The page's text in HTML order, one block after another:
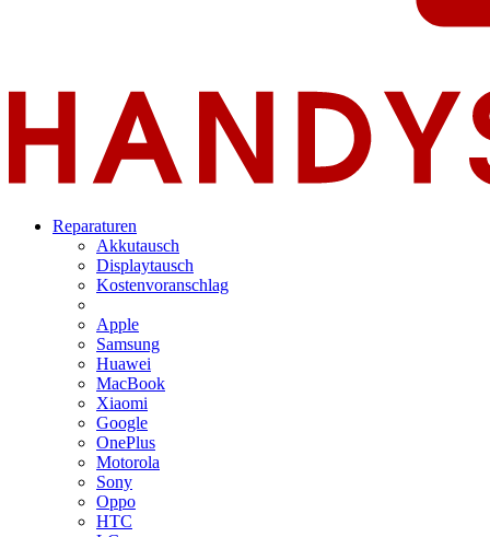
Reparaturen
Akkutausch
Displaytausch
Kostenvoranschlag
Apple
Samsung
Huawei
MacBook
Xiaomi
Google
OnePlus
Motorola
Sony
Oppo
HTC